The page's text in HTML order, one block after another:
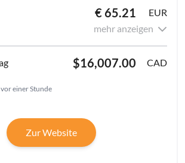
€ 65.21
EUR
mehr anzeigen
$16,007.00 CAD
vor einer Stunde
Zur Website